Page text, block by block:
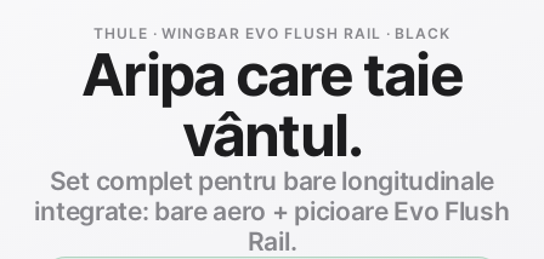
THULE · WINGBAR EVO FLUSH RAIL · BLACK
Aripa care taie
vântul.
Set complet pentru bare longitudinale
integrate: bare aero + picioare Evo Flush
Rail.